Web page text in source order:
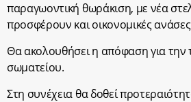
παραγωοντική θωράκιση, με νέα
προσφέρουν και οικονομικές
Θα ακολουθήσει η απόφαση για την
σωματείου.
Στη συνέχεια θα δοθεί